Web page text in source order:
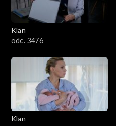
301–400
201–300
101–200
1–100
Klan
odc. 3476
Klan